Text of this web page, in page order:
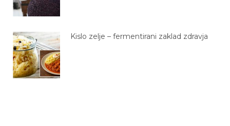
Kislo zelje – fermentirani zaklad zdravja